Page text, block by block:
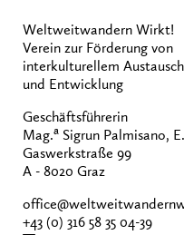
Weltweitwandern Wirkt!
Verein zur Förderung von
interkulturellem Austausch
und Entwicklung
Geschäftsführerin
Mag.a Sigrun Palmisano,
Gaswerkstraße 99
A - 8020 Graz
+43 (0) 316 58 35 04-39